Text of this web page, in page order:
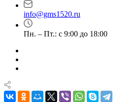
info@gms1520.ru
Пн. – Пт.: с 9:00 до 18:00